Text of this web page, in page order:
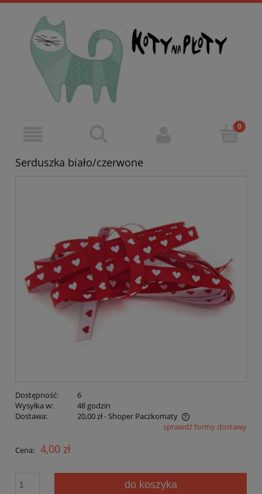
Serduszka biało/czerwone
Dostępność:
6
Wysyłka w:
48 godzin
Dostawa:
20,00 zł- Shoper Paczkomaty
Cena nie zawiera ewentualnych kosztów płatnościsprawdź formy dostawy
Cena: 4,00 zł
do koszyka